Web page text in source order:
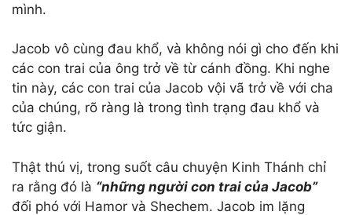
mình.
Jacob vô cùng đau khổ, và không nói gì cho đến khi
các con trai của ông trở về từ cánh đồng. Khi nghe
tin này, các con trai của Jacob vội vã trở về với cha
của chúng, rõ ràng là trong tình trạng đau khổ và
tức giận.
Thật thú vị, trong suốt câu chuyện Kinh Thánh chỉ
ra rằng đó là “những người con trai của Jacob”
đối phó với Hamor và Shechem. Jacob im lặng